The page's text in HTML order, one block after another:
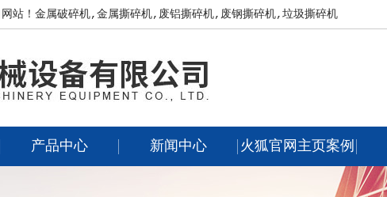
网站！金属破碎机,金属撕碎机,废铝撕碎机,废钢撕碎机,垃圾撕碎机
产品中心 新闻中心 火狐官网主页案例